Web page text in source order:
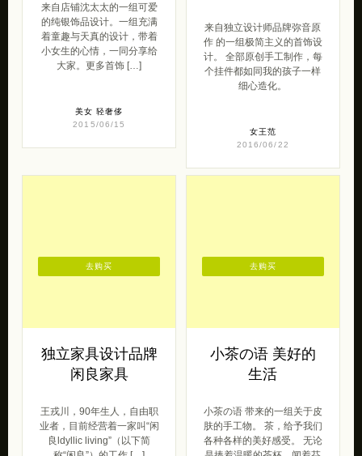
来自店铺沈太太的一组可爱
的纯银饰品设计。一组充满
着童趣与天真的设计，带着
小女生的心情，一同分享给
大家。更多首饰 […]
美女 轻奢侈
2015/06/15
来自独立设计师品牌弥音原
作 的一组极简主义的首饰设
计。 全部原创手工制作，每
个挂件都如同我的孩子一样
细心造化。
女王范
2016/06/22
独立家具设计品牌
闲良家具
王戎川，90年生人，自由职
业者，目前经营着一家叫“闲
良ldyllic living”（以下简
去购买
小茶の语 美好的
生活
小茶の语 带来的一组关于皮
肤的手工物。 茶，给予我们
各种各样的美好感受。 无论
去购买